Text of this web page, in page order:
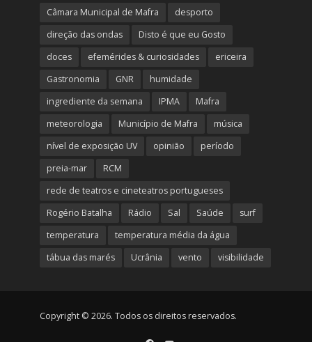
Câmara Municipal de Mafra
desporto
direção das ondas
Disto é que eu Gosto
doces
efemérides & curiosidades
ericeira
Gastronomia
GNR
humidade
ingrediente da semana
IPMA
Mafra
meteorologia
Município de Mafra
música
nível de exposição UV
opinião
período
preia-mar
RCM
rede de teatros e cineteatros portugueses
Rogério Batalha
Rádio Sal Saúde
surf
temperatura
temperatura média da água
tábua das marés
Ucrânia vento visibilidade
Copyright © 2026. Todos os direitos reservados.